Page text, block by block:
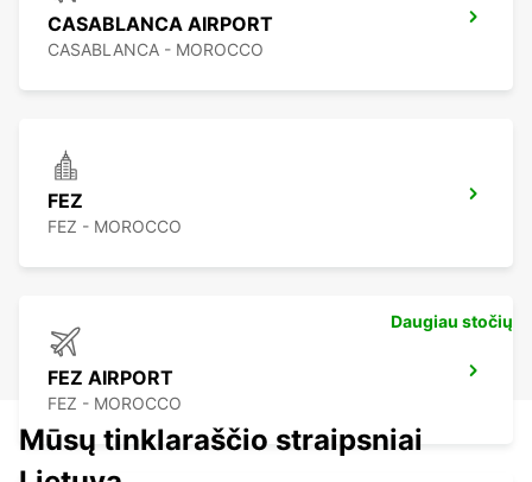
CASABLANCA AIRPORT
CASABLANCA - MOROCCO
FEZ
FEZ - MOROCCO
FEZ AIRPORT
FEZ - MOROCCO
Daugiau stočių
Mūsų tinklaraščio straipsniai